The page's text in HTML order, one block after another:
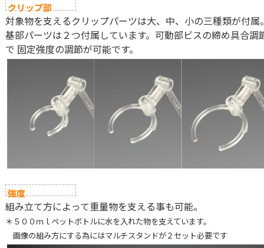
クリップ部
対象物を支えるクリップパーツは大、中、小の三種類が付属
基部パーツは２つ付属しています。可動部ビスの締め具合調
で 固定強度の調節が可能です。
強度
組み立て方によって重量物を支える事も可能。
＊５００ｍｌペットボトルに水を入れた物を支えています。
画像の組み方にする為にはマルチスタンドが２セット必要です